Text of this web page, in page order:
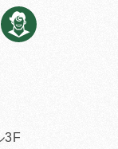
3F